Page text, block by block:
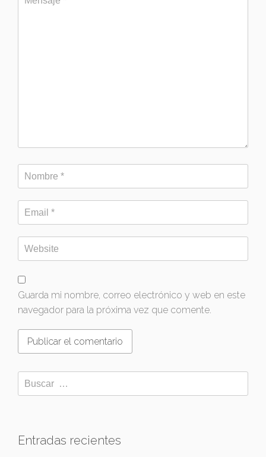
Guarda mi nombre, correo electrónico y web en este
navegador para la próxima vez que comente.
Entradas recientes